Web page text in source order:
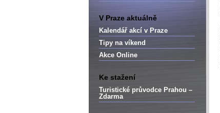
V Praze aktuálně
Kalendář akcí v Praze
Tipy na víkend
Akce Online
Ke stažení
Turistické průvodce Prahou –
Zdarma